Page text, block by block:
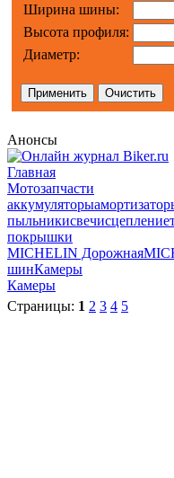
Ширина шины:
Высота профиля:
Диаметр:
Анонсы
Главная
Мотозапчасти
аккумуляторы
пыльникисвечисцепление
покрышки
MICHELIN Дорожная
шинКамеры
Камеры
Страницы: 1 2 3 4 5